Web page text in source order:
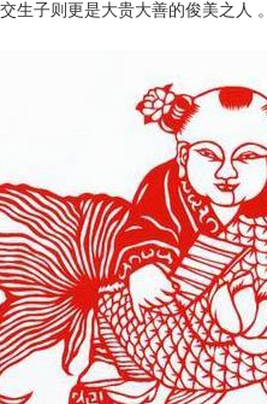
生子则更是大贵大善的俊美之人 。